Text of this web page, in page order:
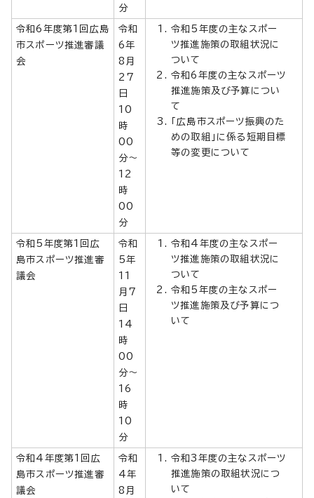
分
令和6年度第1回広島
市スポーツ推進審議
会
令和
6年
8月
27
日
10
時
00
分～
12
時
00
分
令和5年度の主なスポー
ツ推進施策の取組状況に
ついて
令和6年度の主なスポーツ
推進施策及び予算につい
て
「広島市スポーツ振興のた
めの取組」に係る短期目標
等の変更について
令和5年度第1回広
島市スポーツ推進審
議会
令和
5年
11
月7
日
14
時
00
分～
16
時
10
分
令和4年度の主なスポー
ツ推進施策の取組状況に
ついて
令和5年度の主なスポー
ツ推進施策及び予算につ
いて
令和4年度第1回広
島市スポーツ推進審
議会
令和
4年
8月
令和3年度の主なスポーツ
推進施策の取組状況につ
いて